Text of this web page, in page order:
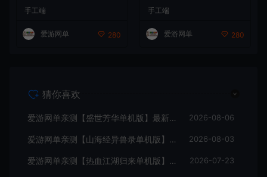
多项修复 带网页GM物品后台
代金券内购 虚拟机一键端视
频安装教学+手工端文本教学
手工端
爱游网单 280
版 带网页GM充值物品后台
回合制抽卡模拟器手游 虚拟
机一键端视频教学+手工端文
本教学
手工端
爱游网单 280
猜你喜欢
爱游网单亲测【盛世芳华单机版】最新整理宫斗养成回合抽卡多区跨服代金券内购虚拟机一键端视频教学+linux手工外网端文本教学 2026-08-06
爱游网单亲测【山海经异兽录单机版】最新整理11赛季代金券内购版 带GM物品充值后台 模拟器手游 解压一键端 视频安装教学+手工端文本教学 2026-08-03
爱游网单亲测【热血江湖归来单机版】最新整理7职业精修多项修复 带网页GM物品后台 代金券内购 虚拟机一键端视频安装教学+手工端文本教学 2026-07-23